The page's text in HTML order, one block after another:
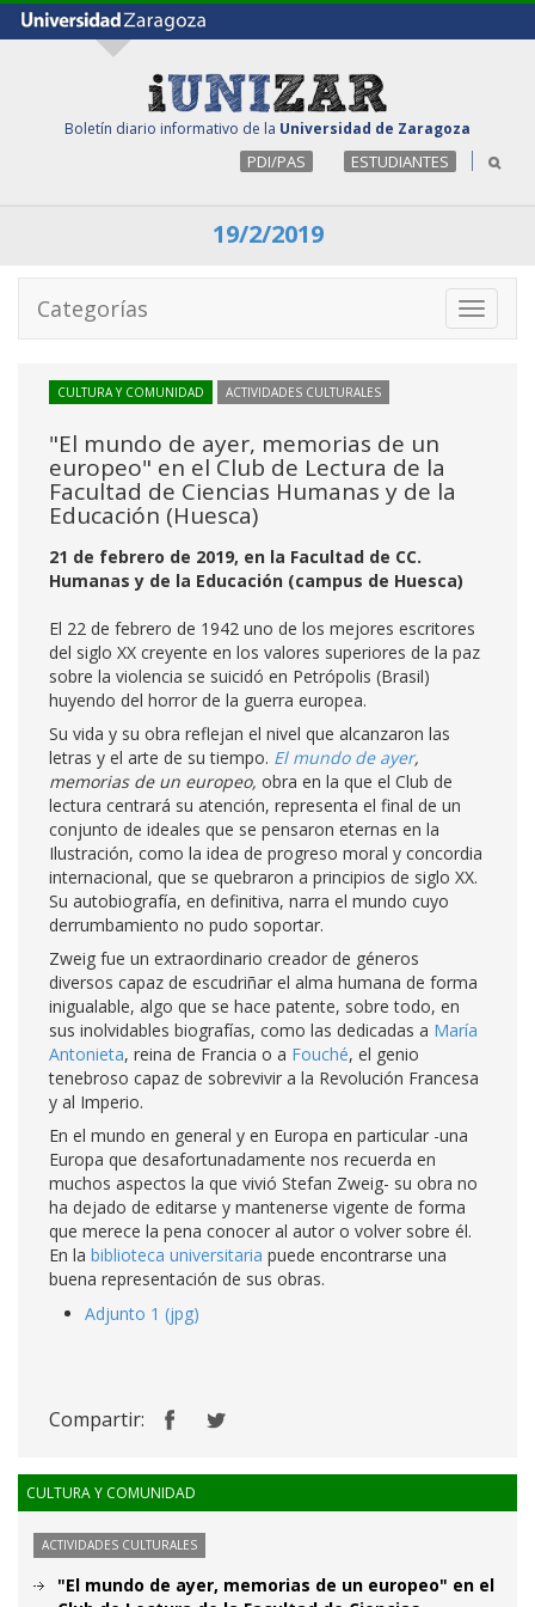
Boletín diario informativo de la Universidad de Zaragoza
PDI/PAS ESTUDIANTES
19/2/2019
Toggle
Categorías
CULTURA Y COMUNIDAD ACTIVIDADES CULTURALES
"El mundo de ayer, memorias de un
europeo" en el Club de Lectura de la
Facultad de Ciencias Humanas y de la
Educación (Huesca)
21 de febrero de 2019, en la Facultad de CC.
Humanas y de la Educación (campus de Huesca)
El 22 de febrero de 1942 uno de los mejores escritores
del siglo XX creyente en los valores superiores de la paz
sobre la violencia se suicidó en Petrópolis (Brasil)
huyendo del horror de la guerra europea.
Su vida y su obra reflejan el nivel que alcanzaron las
letras y el arte de su tiempo. El mundo de ayer,
memorias de un europeo, obra en la que el Club de
lectura centrará su atención, representa el final de un
conjunto de ideales que se pensaron eternas en la
Ilustración, como la idea de progreso moral y concordia
internacional, que se quebraron a principios de siglo XX.
Su autobiografía, en definitiva, narra el mundo cuyo
derrumbamiento no pudo soportar.
Zweig fue un extraordinario creador de géneros
diversos capaz de escudriñar el alma humana de forma
inigualable, algo que se hace patente, sobre todo, en
sus inolvidables biografías, como las dedicadas a María
Antonieta, reina de Francia o a Fouché, el genio
tenebroso capaz de sobrevivir a la Revolución Francesa
y al Imperio.
En el mundo en general y en Europa en particular -una
Europa que desafortunadamente nos recuerda en
muchos aspectos la que vivió Stefan Zweig- su obra no
ha dejado de editarse y mantenerse vigente de forma
que merece la pena conocer al autor o volver sobre él.
En la biblioteca universitaria puede encontrarse una
buena representación de sus obras.
Adjunto 1 (jpg)
Compartir:
CULTURA Y COMUNIDAD
ACTIVIDADES CULTURALES
"El mundo de ayer, memorias de un europeo" en el